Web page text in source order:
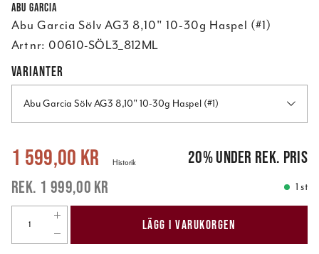
Abu Garcia
Abu Garcia Sölv AG3 8,10" 10-30g Haspel (#1)
Art nr: 00610-SÖL3_812ML
VARIANTER
Abu Garcia Sölv AG3 8,10" 10-30g Haspel (#1)
Nuvarande pris: 1 599,00 kr 1 999,00 kr
1 599,00 kr
1 999,00 kr
Historik 20%under rek. pris
1 st
LÄGG I VARUKORGEN